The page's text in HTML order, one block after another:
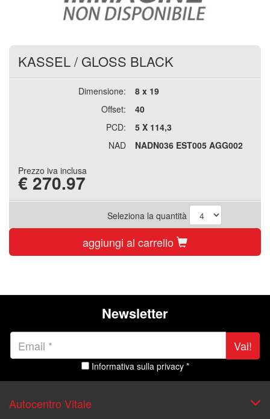
KASSEL/ GLOSS BLACK
Dimensione:
8 x 19
Offset:
40
PCD:
5 X 114,3
NAD
NADN036 EST005 AGG002
Prezzo iva inclusa
€ 270.97
Seleziona la quantità
aggiungi al carrello
Newsletter
Vai!
Informativa sulla privacy *
Autocentro Vitale